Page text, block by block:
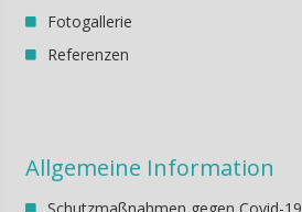
Fotogallerie
Referenzen
Allgemeine Information